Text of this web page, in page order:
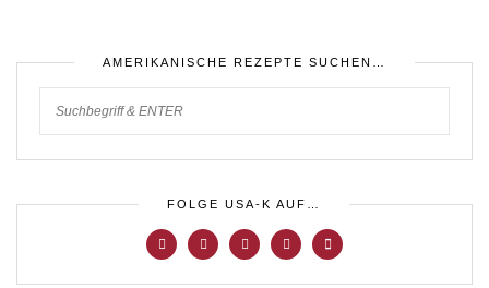
AMERIKANISCHE REZEPTE SUCHEN…
FOLGE USA-K AUF…